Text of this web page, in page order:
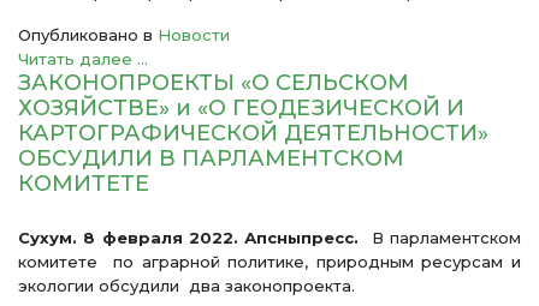
Опубликовано в Новости
Читать далее ...
ЗАКОНОПРОЕКТЫ «О СЕЛЬСКОМ
ХОЗЯЙСТВЕ» и «О ГЕОДЕЗИЧЕСКОЙ И
КАРТОГРАФИЧЕСКОЙ ДЕЯТЕЛЬНОСТИ»
ОБСУДИЛИ В ПАРЛАМЕНТСКОМ
КОМИТЕТЕ
Сухум. 8 февраля 2022. Апсныпресс.
В парламентском
комитете по аграрной политике, природным ресурсам и
экологии обсудили два законопроекта.